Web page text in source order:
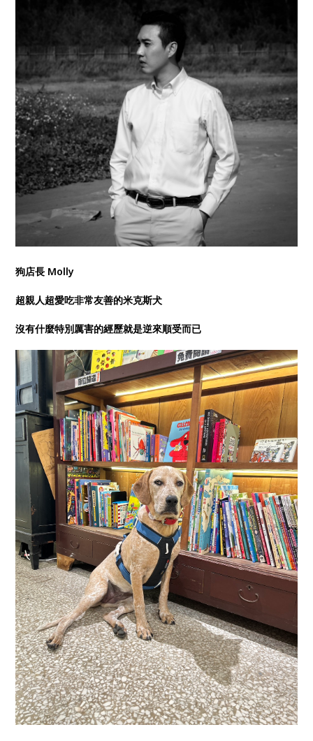
狗店長 Molly
超親人超愛吃非常友善的米克斯犬
沒有什麼特別厲害的經歷就是逆來順受而已